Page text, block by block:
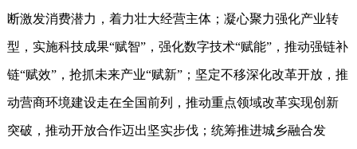
断激发消费潜力，着力壮大经营主体；凝心聚力强化产业转
型，实施科技成果“赋智”，强化数字技术“赋能”，推动强链补
链“赋效”，抢抓未来产业“赋新”；坚定不移深化改革开放，推
动营商环境建设走在全国前列，推动重点领域改革实现创新
突破，推动开放合作迈出坚实步伐；统筹推进城乡融合发